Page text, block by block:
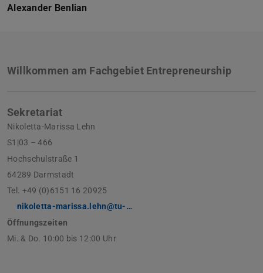
Alexander Benlian
Willkommen am Fachgebiet Entrepreneurship
Sekretariat
Nikoletta-Marissa Lehn
S1|03 – 466
Hochschulstraße 1
64289 Darmstadt
Tel. +49 (0)6151 16 20925
nikoletta-marissa.lehn@tu-…
Öffnungszeiten
Mi. & Do. 10:00 bis 12:00 Uhr